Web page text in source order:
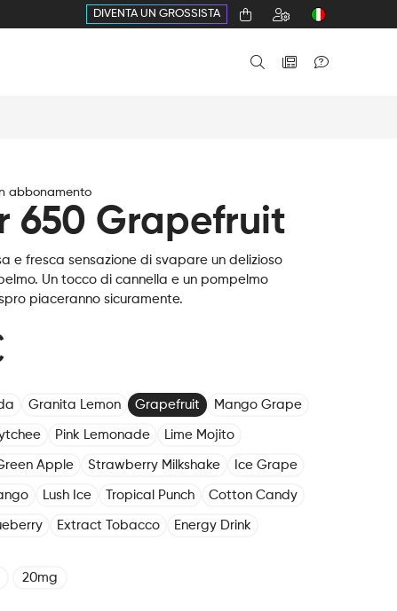
DIVENTA UN GROSSISTA
abbonamento
650 Grapefruit
e fresca sensazione di svapare un delizioso
Un tocco di cannella e un pompelmo
piaceranno sicuramente.
Granita Lemon Grapefruit Mango Grape
Pink Lemonade Lime Mojito
Apple Strawberry Milkshake Ice Grape
Lush Ice Tropical Punch Cotton Candy
Extract Tobacco Energy Drink
20mg